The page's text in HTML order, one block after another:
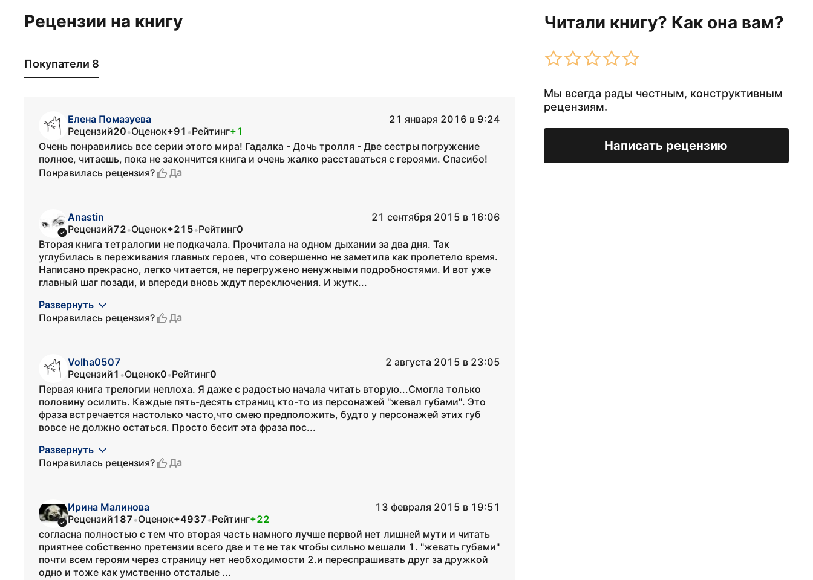
Рецензии на книгу Читали книгу? Как она вам?
Мы всегда рады честным, конструктивным
рецензиям.
Написать рецензию
Покупатели 8
Елена Помазуева
21 января 2016 в 9:24
Рецензий20•Оценок+91 •Рейтинг+1
Очень понравились все серии этого мира! Гадалка - Дочь тролля - Две сестры погружение
полное, читаешь, пока не закончится книга и очень жалко расставаться с героями. Спасибо!
Понравилась рецензия?
Да
Anastin
21 сентября 2015 в 16:06
Рецензий72•Оценок+215•Рейтинг0
Вторая книга тетралогии не подкачала. Прочитала на одном дыхании за два дня. Так
углубилась в переживания главных героев, что совершенно не заметила как пролетело время.
Написано прекрасно, легко читается, не перегружено ненужными подробностями. И вот уже
главный шаг позади, и впереди вновь ждут переключения. И жутк...
Развернуть
Понравилась рецензия?
Да
Volha0507
2 августа 2015 в 23:05
Рецензий1 •Оценок0•Рейтинг0
Первая книга трелогии неплоха. Я даже с радостью начала читать вторую...Смогла только
половину осилить. Каждые пять-десять страниц кто-то из персонажей "жевал губами". Это
фраза встречается настолько часто,что смею предположить, будто у персонажей этих губ
вовсе не должно остаться. Просто бесит эта фраза пос...
Развернуть
Понравилась рецензия?
Да
Ирина Малинова
13 февраля 2015 в 19:51
Рецензий187•Оценок+4937•Рейтинг+22
согласна полностью с тем что вторая часть намного лучше первой нет лишней мути и читать
приятнее собственно претензии всего две и те не так чтобы сильно мешали 1. "жевать губами"
почти всем героям через страницу нет необходимости 2.и переспрашивать друг за дружкой
одно и тоже как умственно отсталые ...